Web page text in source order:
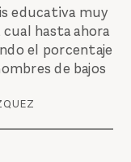
educativa muy
hasta ahora
el porcentaje
de bajos